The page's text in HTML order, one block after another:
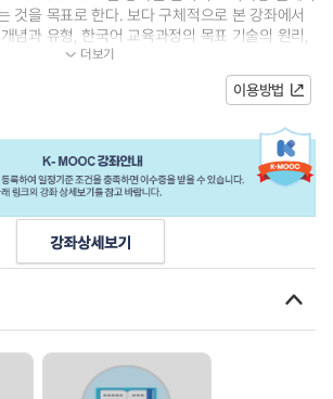
것을 목표로 한다. 보다 구체적으로 본 강좌에서
념과 유형, 한국어 교육과정의 목표 기술의 원리,
기, 쓰기... 더보기
이용방법